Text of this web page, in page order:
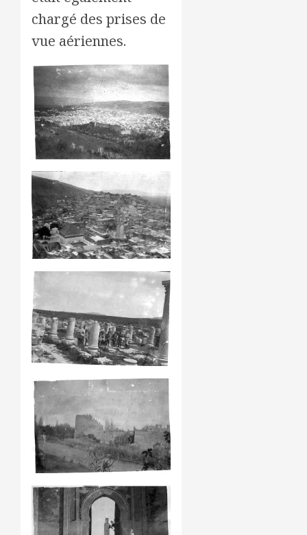
chargé des prises de
vue aériennes.